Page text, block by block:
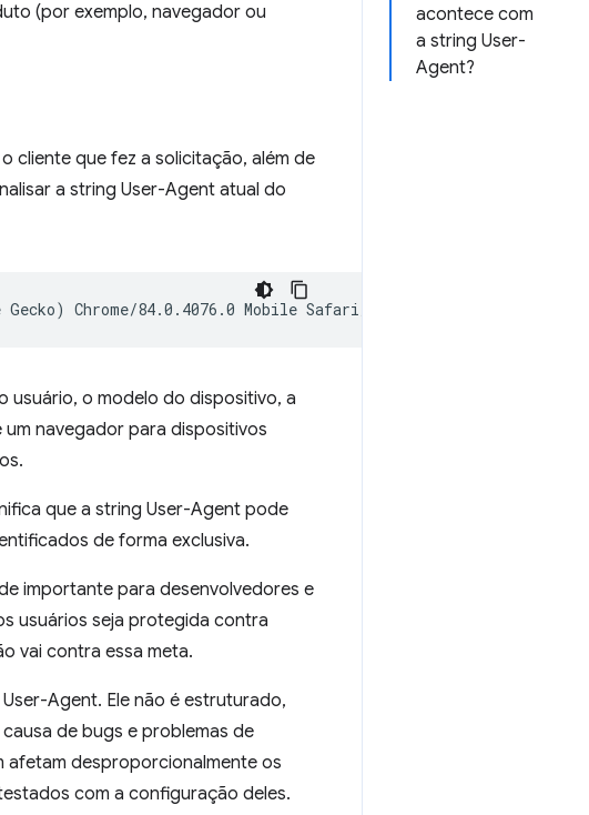
acontece com
a string User-
Agent?
(por exemplo, navegador ou
cliente que fez a solicitação, além de
a string User-Agent atual do
usuário, o modelo do dispositivo, a
navegador para dispositivos
que a string User-Agent pode
de forma exclusiva.
importante para desenvolvedores e
usuários seja protegida contra
vai contra essa meta.
Agent. Ele não é estruturado,
de bugs e problemas de
afetam desproporcionalmente os
com a configuração deles.